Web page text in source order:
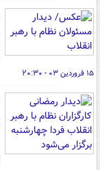
۱۵ فروردین ۰۳ - ۲۰:۳۰